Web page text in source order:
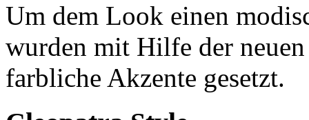
Um dem Look einen
wurden mit Hilfe der
farbliche Akzente gesetzt.